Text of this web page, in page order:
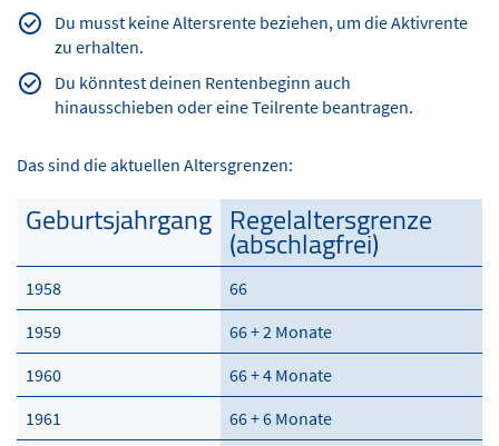
Du musst keine Altersrente beziehen, um die Aktivrente
zu erhalten.
Du könntest deinen Rentenbeginn auch
hinausschieben oder eine Teilrente beantragen.
Das sind die aktuellen Altersgrenzen:
Geburtsjahrgang Regelaltersgrenze
(abschlagfrei)
1958
66
1959
66 + 2 Monate
1960
66 + 4 Monate
1961
66 + 6 Monate